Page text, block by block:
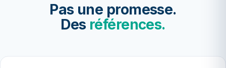
Pas une promesse.
Des références.